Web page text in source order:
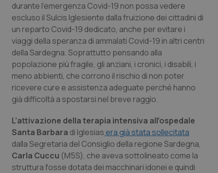
Puglia
Sardegna
Sicilia
Toscana
Valle D’Aosta
Veneto
Malattie rare
Malattia di Crohn & Rettocolite Ulcerosa
Neuroscienze & patologie neurodegenerative
Obesità
Oncodermatologia
Oncoematologia
durante l’emergenza Covid-19 non possa vedere
escluso il Sulcis Iglesiente dalla fruizione dei cittadini di
un reparto Covid-19 dedicato, anche per evitare i
viaggi della speranza di ammalati Covid-19 in altri centri
della Sardegna. Soprattutto pensando alla
popolazione più fragile, gli anziani, i cronici, i disabili, i
meno abbienti, che corrono il rischio di non poter
ricevere cure e assistenza adeguate perché hanno
già difficoltà a spostarsi nel breve raggio.
L’attivazione della terapia intensiva all’ospedale
Santa Barbara di Iglesias era già stata sollecitata
dalla Segretaria del Consiglio della regione Sardegna,
Carla Cuccu (M5S), che aveva sottolineato come la
struttura fosse dotata dei macchinari idonei e quindi